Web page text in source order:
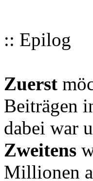
:: Epilog
Zuerst
Beiträgen
dabei war
Zweitens
Millionen